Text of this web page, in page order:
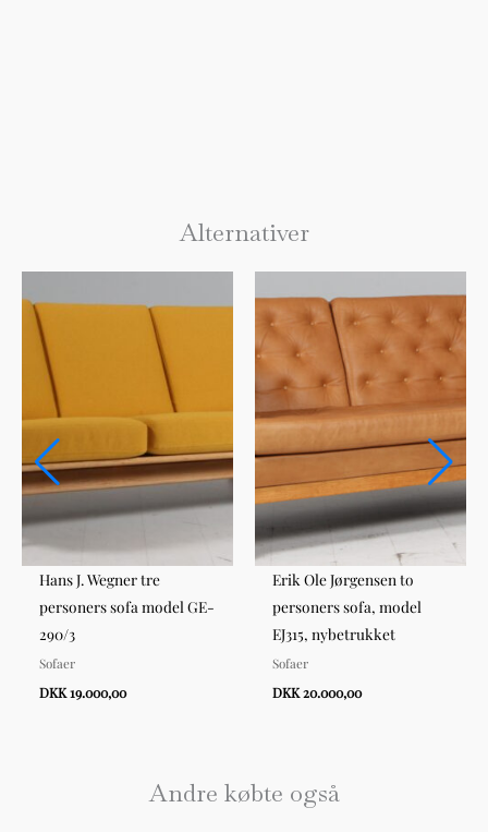
Alternativer
Hans J. Wegner tre
personers sofa model GE-
290/3
Sofaer
DKK 19.000,00
Erik Ole Jørgensen to
personers sofa, model
EJ315, nybetrukket
Sofaer
DKK 20.000,00
Andre købte også